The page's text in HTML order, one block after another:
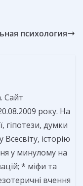
психология
Сайт
року. На
гіпотези, думки
історію
у минулому на
* міфи та
вчення